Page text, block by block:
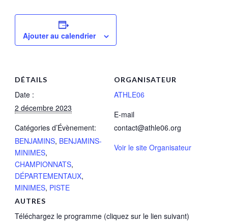
Ajouter au calendrier
DÉTAILS
Date :
2 décembre 2023
Catégories d’Évènement:
BENJAMINS, BENJAMINS-
MINIMES,
CHAMPIONNATS,
DÉPARTEMENTAUX,
MINIMES, PISTE
ORGANISATEUR
ATHLE06
E-mail
contact@athle06.org
Voir le site Organisateur
AUTRES
Téléchargez le programme (cliquez sur le lien suivant)